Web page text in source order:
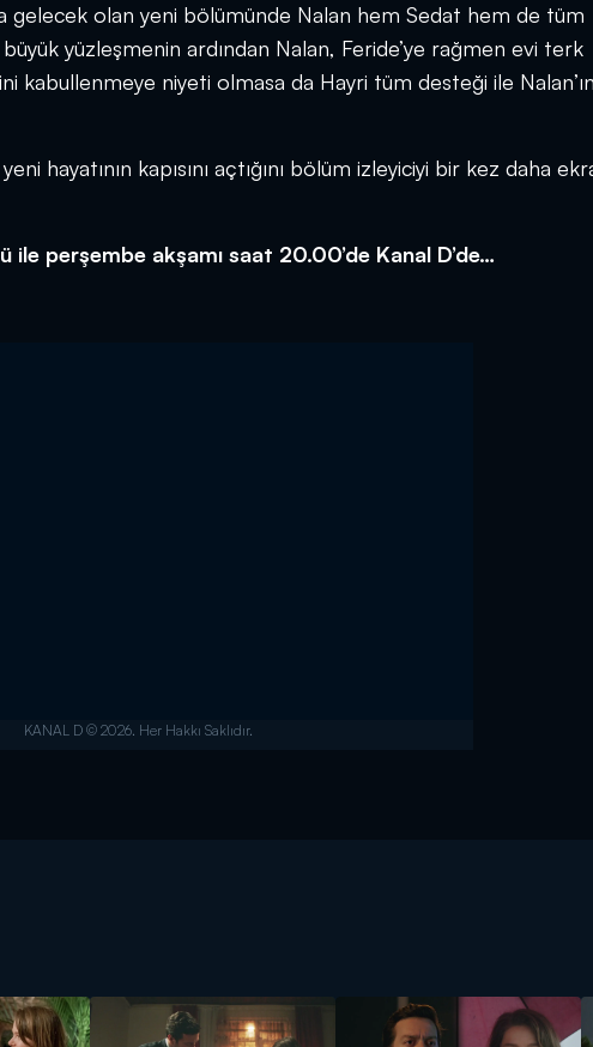
gelecek olan yeni bölümünde Nalan hem Sedat hem de tüm
yüzleşmenin ardından Nalan, Feride’ye rağmen evi terk
kabullenmeye niyeti olmasa da Hayri tüm desteği ile
hayatının kapısını açtığını bölüm izleyiciyi bir kez daha
perşembe akşamı saat 20.00’de Kanal D’de…